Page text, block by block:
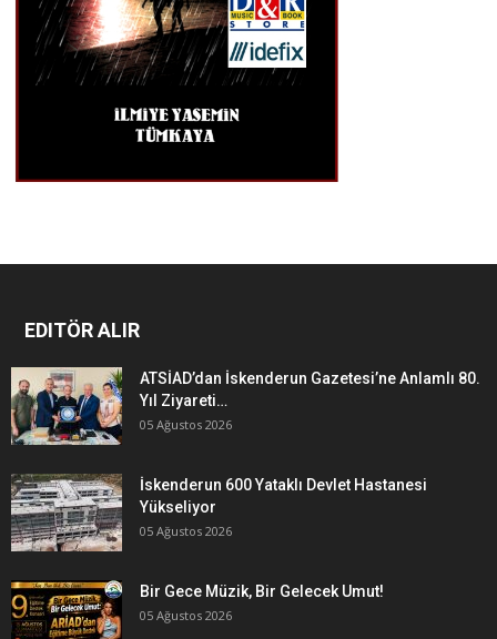
EDITÖR ALIR
ATSİAD’dan İskenderun Gazetesi’ne Anlamlı 80.
Yıl Ziyareti…
05 Ağustos 2026
İskenderun 600 Yataklı Devlet Hastanesi
Yükseliyor
05 Ağustos 2026
Bir Gece Müzik, Bir Gelecek Umut!
05 Ağustos 2026